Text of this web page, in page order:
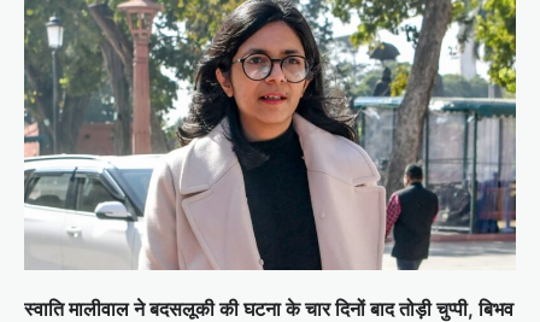
स्वाति मालीवाल ने बदसलूकी की घटना के चार दिनों बाद तोड़ी चुप्पी, बिभव